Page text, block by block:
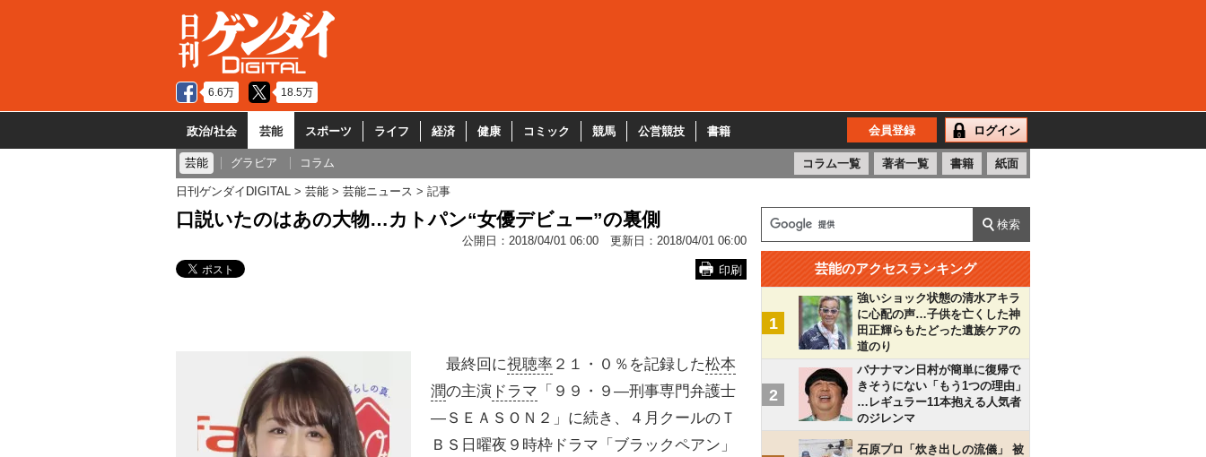
6.6万 18.5万
政治/社会 芸能 スポーツ ライフ 経済 健康 コミック 競馬 公営競技 書籍 会員登録 ログイン
芸能 グラビア コラム コラム一覧 著者一覧 書籍 紙面
日刊ゲンダイDIGITAL 芸能 芸能ニュース 記事
口説いたのはあの大物…カトパン“女優デビュー”の裏側
公開日： 2018/04/01 06:00 更新日： 2018/04/01 06:00
印刷
最終回に視聴率 ２１・０％を記録した松本
潤の主演 ドラマ 「９９・９―刑事専門弁護士
―ＳＥＡＳＯＮ２」に続き、４月クールのＴ
ＢＳ日曜夜９時枠ドラマ「ブラックペアン」
芸能のアクセスランキング
1
強いショック状態の清水アキラ
に心配の声…子供を亡くした神
田正輝らもたどった遺族ケアの
道のり
2
バナナマン日村が簡単に復帰で
きそうにない「もう1つの理由」
…レギュラー11本抱える人気者
のジレンマ
石原プロ「炊き出しの流儀」 被